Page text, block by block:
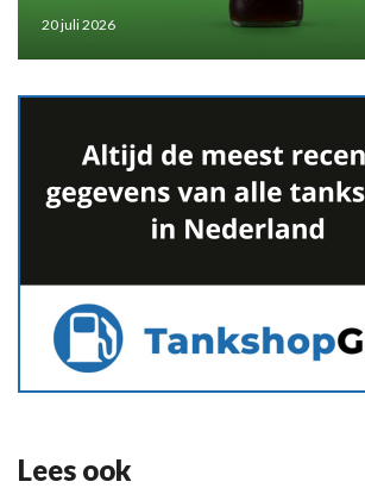
20 juli 2026
Lees ook